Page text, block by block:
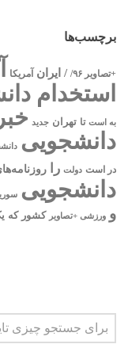
برچسب‌ها
+تصاویر ۹۶/ / ایران آمریکا
استخدام
به است تا تهران جدید
دانشجویی
در ﺍﺳﺖ دولت را
دانشجویی
و ورزشی +تصاویر کشور که